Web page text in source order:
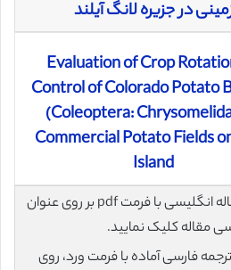
در جزیره لانگ آیلند
Evaluation of Crop
Control of Colorado Potato
(Coleoptera:
Commercial Potato Fields
Island
برای دانلود رایگان مقاله انگلیسی با فرمت pdf بر روی عنوان
مقاله کلیک نمایید.
فارسی آماده با فرمت ورد، روی